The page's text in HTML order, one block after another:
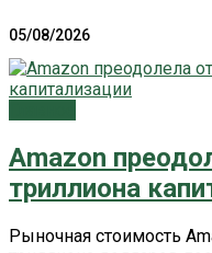
05/08/2026
Amazon
триллиона
Рыночная стоимость